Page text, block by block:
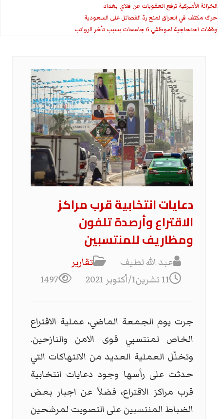
الخزانة الأميركية ترفع العقوبات عن فلاي بغداد
حراك مكثف في العراق لمنع ردّ الفصائل على السعودية
وقفات احتجاجية لموظفي 6 جامعات بسبب تأخر الرواتب
دعايات انتخابية قرب مراكز
الاقتراع وأرصدة تلفون
ومظاريف للمنتسبين
عبد الله لطيف
تقارير
11 تشرين1/أكتوبر 2021
1497
جرت يوم الجمعة الماضي، عملية الاقتراع
الخاص لمنتسبي قوى الامن والنازحين.
وتخلّل العملية العديد من الانتهاكات التي
حدثت على رأسها وجود دعايات انتخابية
قرب مراكز الاقتراع، فضلاً عن اجبار بعض
الضباط المنتسبين على التصويت لمرشحين